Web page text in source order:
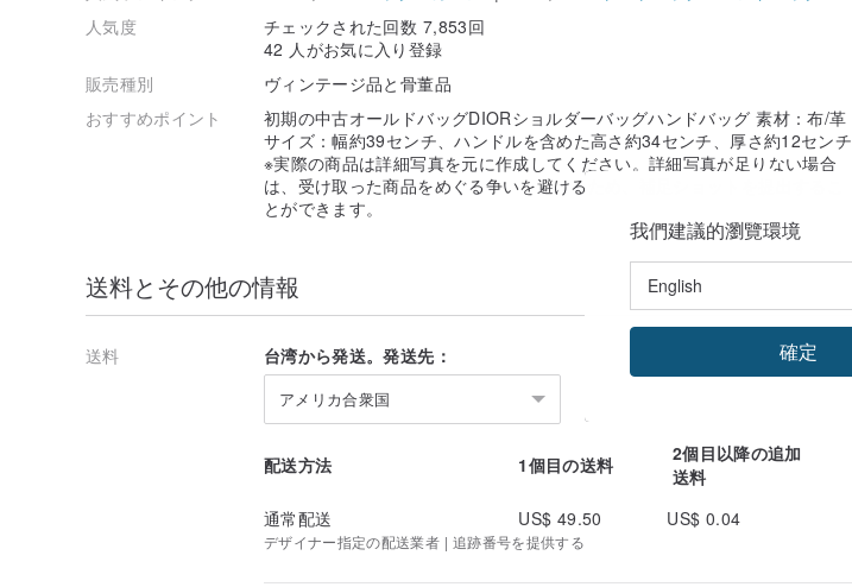
人気度
チェックされた回数 7,853回
42 人がお気に入り登録
販売種別
ヴィンテージ品と骨董品
おすすめポイント
初期の中古オールドバッグDIORショルダーバッグハンドバッグ 素材：布/革
サイズ：幅約39センチ、ハンドルを含めた高さ約34センチ、厚さ約12センチ
※実際の商品は詳細写真を元に作成してください。詳細写真が足りない場合
は、受け取った商品をめぐる争いを避けるため、補足ショットを提出するこ
とができます。
送料とその他の情報
送料 台湾から発送。発送先：
アメリカ合衆国
配送方法 1個目の送料
2個目以降の追加
送料
通常配送
US$ 49.50 US$ 0.04
デザイナー指定の配送業者 | 追跡番号を提供する
我們建議的瀏覽環境
確定